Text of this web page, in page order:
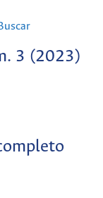
Buscar
3 (2023)